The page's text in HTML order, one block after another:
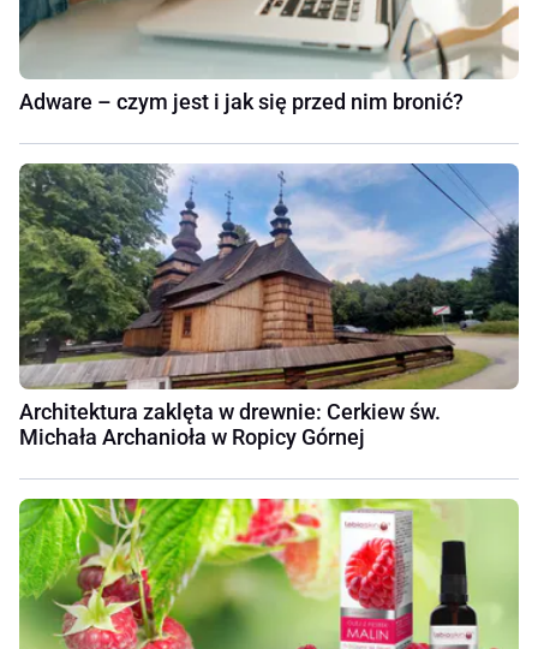
Adware – czym jest i jak się przed nim bronić?
Architektura zaklęta w drewnie: Cerkiew św.
Michała Archanioła w Ropicy Górnej